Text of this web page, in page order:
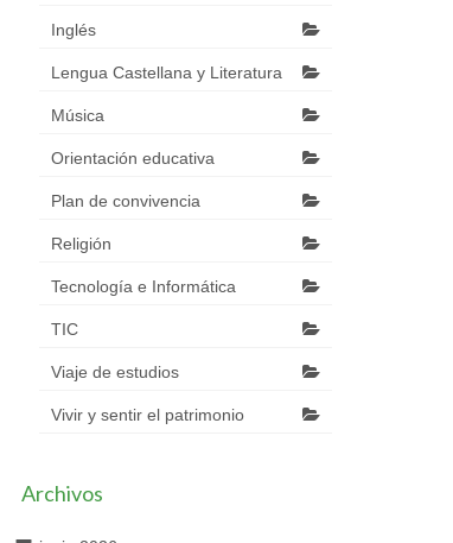
Inglés
Lengua Castellana y Literatura
Música
Orientación educativa
Plan de convivencia
Religión
Tecnología e Informática
TIC
Viaje de estudios
Vivir y sentir el patrimonio
Archivos